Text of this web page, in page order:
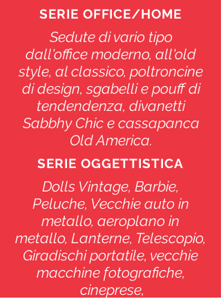
SERIE OFFICE/HOME
Sedute di vario tipo
dall'office moderno, all'old
style, al classico, poltroncine
di design, sgabelli e pouff di
tendendenza, divanetti
Sabbhy Chic e cassapanca
Old America.
SERIE OGGETTISTICA
Dolls Vintage, Barbie,
Peluche, Vecchie auto in
metallo, aeroplano in
metallo, Lanterne, Telescopio,
Giradischi portatile, vecchie
macchine fotografiche,
cineprese,